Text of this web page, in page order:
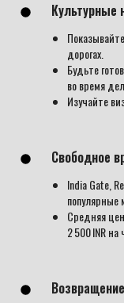
Культурные
дорогах.
Будьте
во время
Изучайте
Свободное
India Gate,
популярные
Средняя
2 500 INR на